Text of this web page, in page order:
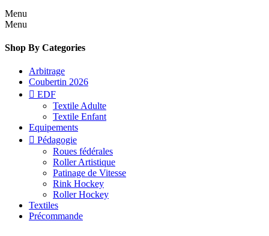
Menu
Menu
Shop By Categories
Arbitrage
Coubertin 2026
 EDF
Textile Adulte
Textile Enfant
Equipements
 Pédagogie
Roues fédérales
Roller Artistique
Patinage de Vitesse
Rink Hockey
Roller Hockey
Textiles
Précommande